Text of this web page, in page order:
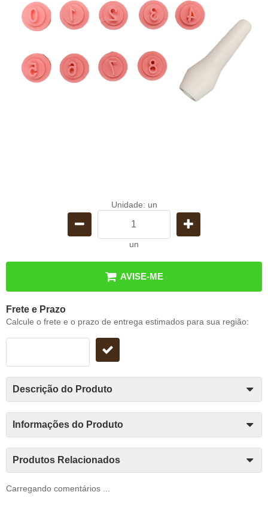
Unidade: un
un
AVISE-ME
Frete e Prazo
Calcule o frete e o prazo de entrega estimados para sua região:
Descrição do Produto
Informações do Produto
Produtos Relacionados
Carregando comentários ...